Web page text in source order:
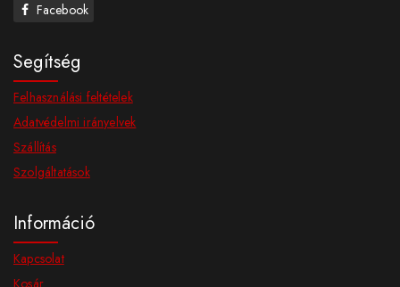
Facebook
Segítség
Felhasználási feltételek
Adatvédelmi irányelvek
Szállítás
Szolgáltatások
Információ
Kapcsolat